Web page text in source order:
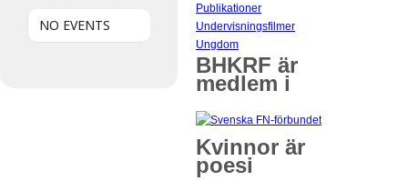
NO EVENTS
Publikationer
Undervisningsfilmer
Ungdom
BHKRF är
medlem i
Kvinnor är
poesi